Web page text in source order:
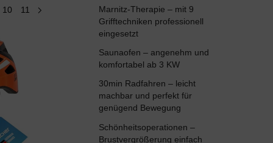
10 11
Marnitz-Therapie – mit 9
Grifftechniken professionell
eingesetzt
Saunaofen – angenehm und
komfortabel ab 3 KW
30min Radfahren – leicht
machbar und perfekt für
genügend Bewegung
Schönheitsoperationen –
Brustvergrößerung einfach